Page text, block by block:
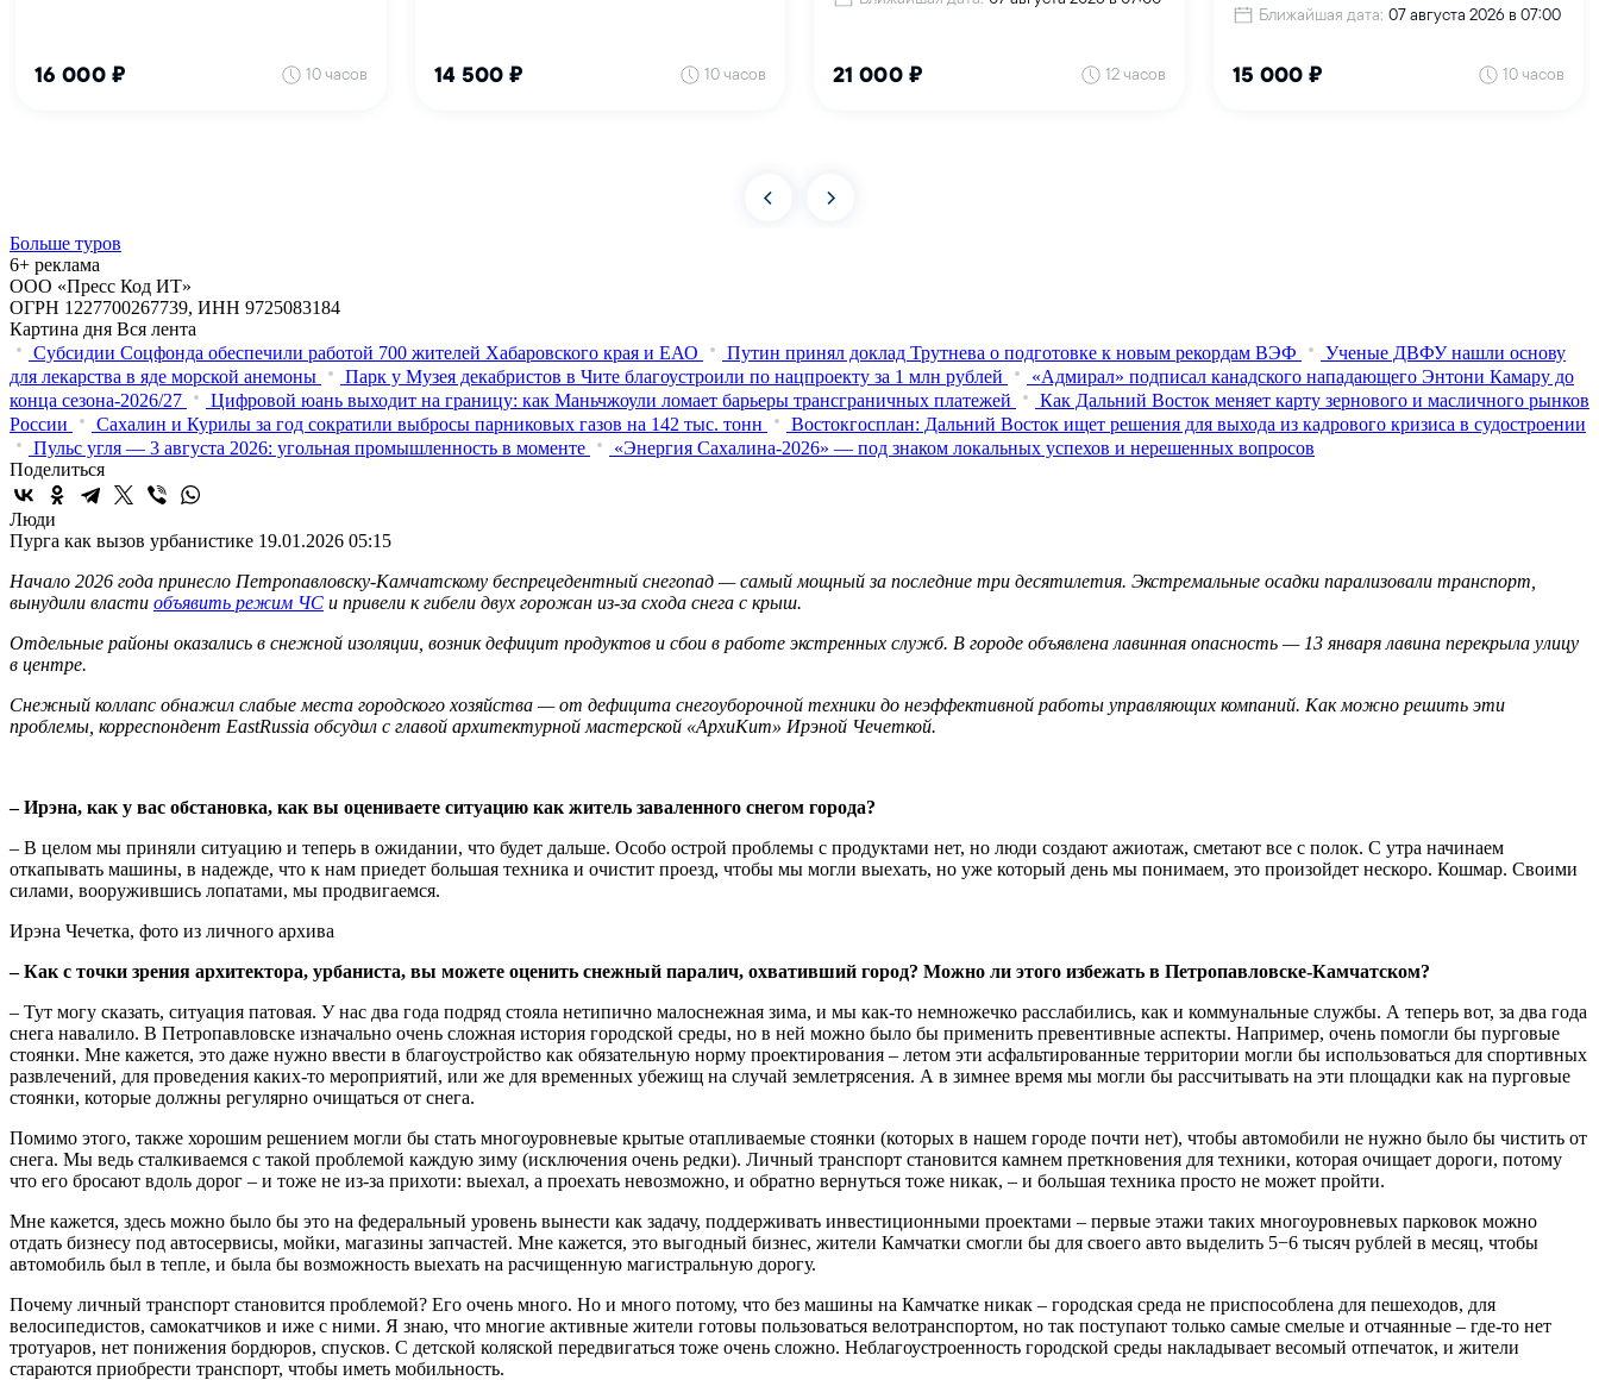
Больше туров
6+ реклама
ООО «Пресс Код ИТ»
ОГРН 1227700267739, ИНН 9725083184
Картина дня Вся лента
Субсидии Соцфонда обеспечили работой 700 жителей Хабаровского края и ЕАО
Путин принял доклад Трутнева о подготовке к новым рекордам ВЭФ
Ученые ДВФУ нашли основу
для лекарства в яде морской анемоны
Парк у Музея декабристов в Чите благоустроили по нацпроекту за 1 млн рублей
«Адмирал» подписал канадского нападающего Энтони Камару до
конца сезона-2026/27
Цифровой юань выходит на границу: как Маньчжоули ломает барьеры трансграничных платежей
Как Дальний Восток меняет карту зернового и масличного рынков
России
Сахалин и Курилы за год сократили выбросы парниковых газов на 142 тыс. тонн
Востокгосплан: Дальний Восток ищет решения для выхода из кадрового кризиса в судостроении
Пульс угля — 3 августа 2026: угольная промышленность в моменте
«Энергия Сахалина-2026» — под знаком локальных успехов и нерешенных вопросов
Поделиться
Люди
Пурга как вызов урбанистике 19.01.2026 05:15
Начало 2026 года принесло Петропавловску‑Камчатскому беспрецедентный снегопад — самый мощный за последние три десятилетия. Экстремальные осадки парализовали транспорт,
вынудили власти объявить режим ЧС и привели к гибели двух горожан из‑за схода снега с крыш.
Отдельные районы оказались в снежной изоляции, возник дефицит продуктов и сбои в работе экстренных служб. В городе объявлена лавинная опасность — 13 января лавина перекрыла улицу
в центре.
Снежный коллапс обнажил слабые места городского хозяйства — от дефицита снегоуборочной техники до неэффективной работы управляющих компаний. Как можно решить эти
проблемы, корреспондент EastRussia обсудил с главой архитектурной мастерской «АрхиКит» Ирэной Чечеткой.
– Ирэна, как у вас обстановка, как вы оцениваете ситуацию как житель заваленного снегом города?
– В целом мы приняли ситуацию и теперь в ожидании, что будет дальше. Особо острой проблемы с продуктами нет, но люди создают ажиотаж, сметают все с полок. С утра начинаем
откапывать машины, в надежде, что к нам приедет большая техника и очистит проезд, чтобы мы могли выехать, но уже который день мы понимаем, это произойдет нескоро. Кошмар. Своими
силами, вооружившись лопатами, мы продвигаемся.
Ирэна Чечетка, фото из личного архива
– Как с точки зрения архитектора, урбаниста, вы можете оценить снежный паралич, охвативший город? Можно ли этого избежать в Петропавловске-Камчатском?
– Тут могу сказать, ситуация патовая. У нас два года подряд стояла нетипично малоснежная зима, и мы как-то немножечко расслабились, как и коммунальные службы. А теперь вот, за два года
снега навалило. В Петропавловске изначально очень сложная история городской среды, но в ней можно было бы применить превентивные аспекты. Например, очень помогли бы пурговые
стоянки. Мне кажется, это даже нужно ввести в благоустройство как обязательную норму проектирования – летом эти асфальтированные территории могли бы использоваться для спортивных
развлечений, для проведения каких-то мероприятий, или же для временных убежищ на случай землетрясения. А в зимнее время мы могли бы рассчитывать на эти площадки как на пурговые
стоянки, которые должны регулярно очищаться от снега.
Помимо этого, также хорошим решением могли бы стать многоуровневые крытые отапливаемые стоянки (которых в нашем городе почти нет), чтобы автомобили не нужно было бы чистить от
снега. Мы ведь сталкиваемся с такой проблемой каждую зиму (исключения очень редки). Личный транспорт становится камнем преткновения для техники, которая очищает дороги, потому
что его бросают вдоль дорог – и тоже не из-за прихоти: выехал, а проехать невозможно, и обратно вернуться тоже никак, – и большая техника просто не может пройти.
Мне кажется, здесь можно было бы это на федеральный уровень вынести как задачу, поддерживать инвестиционными проектами – первые этажи таких многоуровневых парковок можно
отдать бизнесу под автосервисы, мойки, магазины запчастей. Мне кажется, это выгодный бизнес, жители Камчатки смогли бы для своего авто выделить 5−6 тысяч рублей в месяц, чтобы
автомобиль был в тепле, и была бы возможность выехать на расчищенную магистральную дорогу.
Почему личный транспорт становится проблемой? Его очень много. Но и много потому, что без машины на Камчатке никак – городская среда не приспособлена для пешеходов, для
велосипедистов, самокатчиков и иже с ними. Я знаю, что многие активные жители готовы пользоваться велотранспортом, но так поступают только самые смелые и отчаянные – где-то нет
тротуаров, нет понижения бордюров, спусков. С детской коляской передвигаться тоже очень сложно. Неблагоустроенность городской среды накладывает весомый отпечаток, и жители
стараются приобрести транспорт, чтобы иметь мобильность.